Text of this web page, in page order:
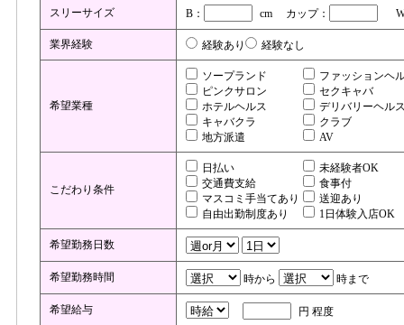
(7)本規約の変更
弊社は、ユーザーに事前に通告することなく、本サイトでの変更通知
ユーザーはこれを承諾するものとします。
スリーサイズ B： cm カップ： W
業界経験 経験あり 経験なし
希望業種
ソープランド
ファッションヘ
ピンクサロン
セクキャバ
ホテルヘルス
デリバリーヘル
キャバクラ
クラブ
地方派遣
AV
こだわり条件
日払い
未経験者OK
交通費支給
食事付
マスコミ手当てあり
送迎あり
自由出勤制度あり
1日体験入店OK
希望勤務日数
希望勤務時間 時から 時まで
希望給与 円 程度